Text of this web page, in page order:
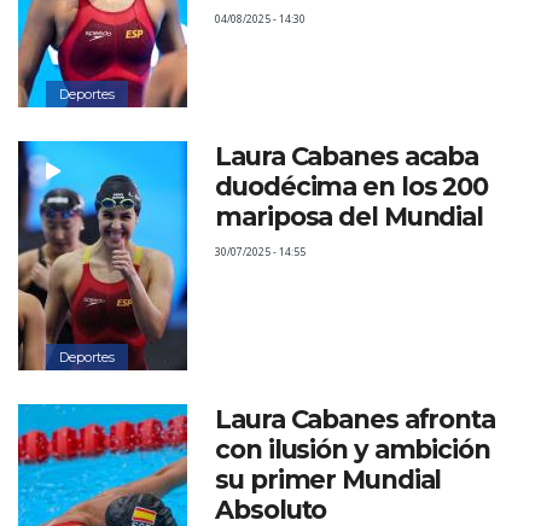
Deportes
04/08/2025 - 14:30
Deportes
Laura Cabanes acaba
duodécima en los 200
mariposa del Mundial
30/07/2025 - 14:55
Laura Cabanes afronta
con ilusión y ambición
su primer Mundial
Absoluto